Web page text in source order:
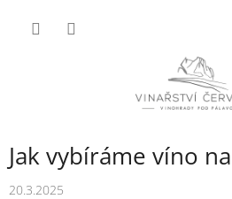
Jak vybíráme víno
20.3.2025